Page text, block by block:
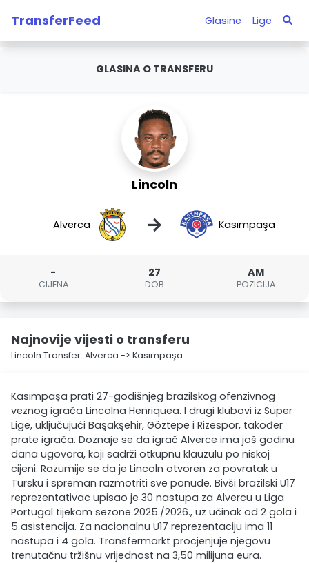
TransferFeed Glasine Lige
GLASINA O TRANSFERU
Lincoln
Alverca → Kasımpaşa
-
CIJENA
27
DOB
AM
POZICIJA
Najnovije vijesti o transferu
Lincoln Transfer: Alverca -> Kasımpaşa
Kasımpaşa prati 27-godišnjeg brazilskog ofenzivnog
veznog igrača Lincolna Henriquea. I drugi klubovi iz Super
Lige, uključujući Başakşehir, Göztepe i Rizespor, također
prate igrača. Doznaje se da igrač Alverce ima još godinu
dana ugovora, koji sadrži otkupnu klauzulu po niskoj
cijeni. Razumije se da je Lincoln otvoren za povratak u
Tursku i spreman razmotriti sve ponude. Bivši brazilski U17
reprezentativac upisao je 30 nastupa za Alvercu u Liga
Portugal tijekom sezone 2025./2026., uz učinak od 2 gola i
5 asistencija. Za nacionalnu U17 reprezentaciju ima 11
nastupa i 4 gola. Transfermarkt procjenjuje njegovu
trenutačnu tržišnu vrijednost na 3,50 milijuna eura.